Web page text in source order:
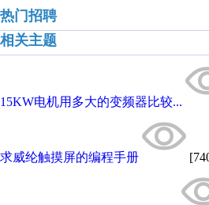
热门招聘
相关主题
15KW电机用多大的变频器比较...
求威纶触摸屏的编程手册